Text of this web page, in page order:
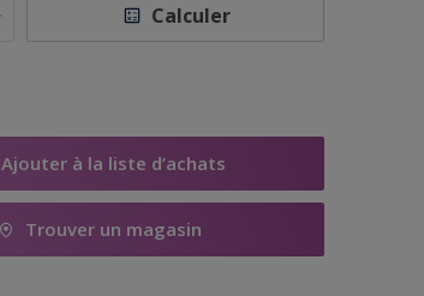
Calculer
Ajouter à la liste d’achats
Trouver un magasin